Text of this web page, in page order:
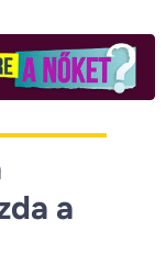
a